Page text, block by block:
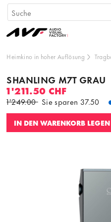
Heimkino in hoher Auflösung
SHANLING M7T GRAU
1'211.50 CHF
1'249.00 Sie sparen 37.50
IN DEN WARENKORB LEGEN